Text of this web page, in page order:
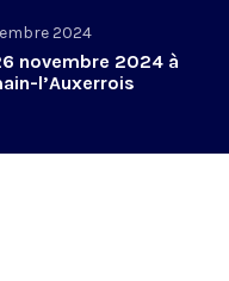
2024
novembre 2024 à
l’Auxerrois